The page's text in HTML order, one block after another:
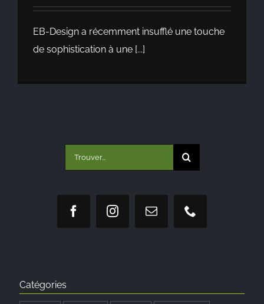
EB-Design a récemment insufflé une touche
de sophistication à une [...]
Rechercher:
Catégories